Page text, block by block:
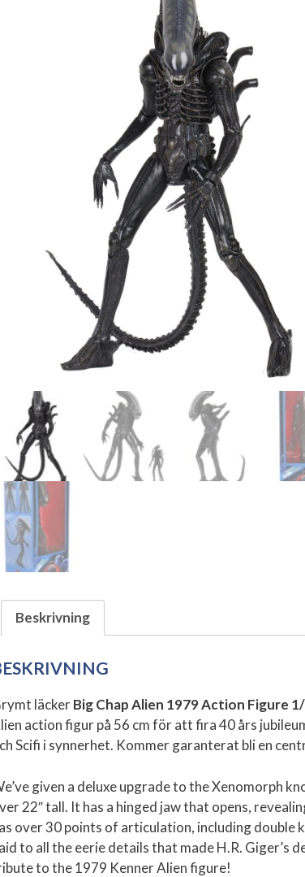
Beskrivning
läckerBig Chap Alien 1979 Action Figure
action figur på 56 cm för att fira 40 års
Scifi i synnerhet. Kommer garanterat bli en
given a deluxe upgrade to the Xenomorph
22″ tall. It has a hinged jaw that opens,
over 30 points of articulation, including double
to all the eerie details that made H.R. Giger’s
to the 1979 Kenner Alien figure!